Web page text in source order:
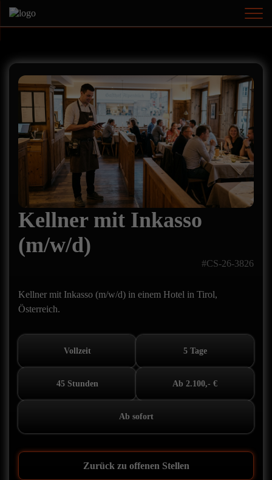
Kellner mit Inkasso
(m/w/d)
#CS-26-3826
Kellner mit Inkasso (m/w/d) in einem Hotel in Tirol,
Österreich.
Vollzeit 5 Tage
45 Stunden Ab 2.100,- €
Ab sofort
Zurück zu offenen Stellen